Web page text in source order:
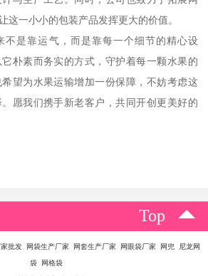
这一小小的包装产品发挥更大的价值。
不是靠运气，而是靠每一个细节的精心设
朴素而务实的方式，守护着每一颗水果的
望为水果运输增加一份保障，不妨考虑这
愿我们携手新老客户，共同开创更美好的
Top
批发 网袋生产厂家 网套生产厂家 网眼袋厂家 网兜 尼龙网
袋 网格袋